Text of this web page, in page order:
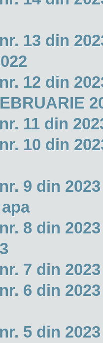
13 din
12 din
11 din
10 din
9 din
8 din
7 din
6 din
5 din